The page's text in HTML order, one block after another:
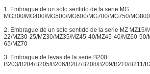
1. Embrague de un solo sentido de la serie MG
MG300/MG400/MG500/MG600/MG700/MG750/
2. Embrague de un solo sentido de la serie MZ MZ15/
22/MZ30-25/MZ30/MZ35/MZ45-40/MZ45-40/MZ60-50/
65/MZ70
3. Embrague de levas de la serie B200
B203/B204/B205/B206/B207/B208/B209/B210/B211/